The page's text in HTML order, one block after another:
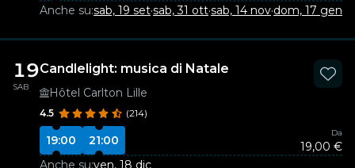
Anche su:sab, 19 set·sab, 31 ott·sab, 14 nov·dom, 17 gen
19
SAB
Candlelight: musica di Natale
Hôtel Carlton Lille
4.5 (214)
19:00 21:00
Da
19,00 €
Anche su:ven, 18 dic